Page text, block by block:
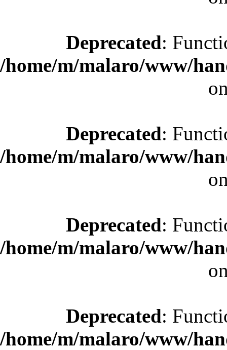
Deprecated:
/home/m/malaro/www/
Deprecated:
/home/m/malaro/www/
Deprecated:
/home/m/malaro/www/
Deprecated:
/home/m/malaro/www/